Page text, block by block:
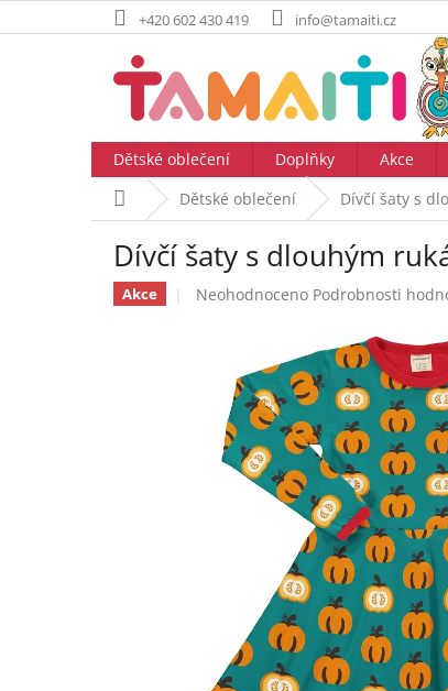
na
+420 602 430 419 info@tamaiti.cz
Dětské oblečení Doplňky Akce
Domů Dětské oblečení Dívčí šaty s
Dívčí šaty s dlouhým
Akce
Průměrné
hvězdiček.
Neohodnoceno Podrobnosti